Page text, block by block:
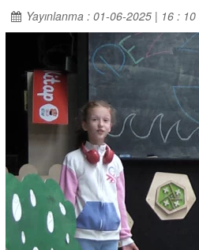
Yayınlanma : 01-06-2025 | 16 : 10